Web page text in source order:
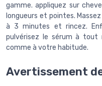
gamme. appliquez sur
longueurs et pointes.
à 3 minutes et rincez.
pulvérisez le sérum à tout
comme à votre habitude.
Avertissement